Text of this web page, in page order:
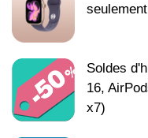
Soldes
16,
x7)